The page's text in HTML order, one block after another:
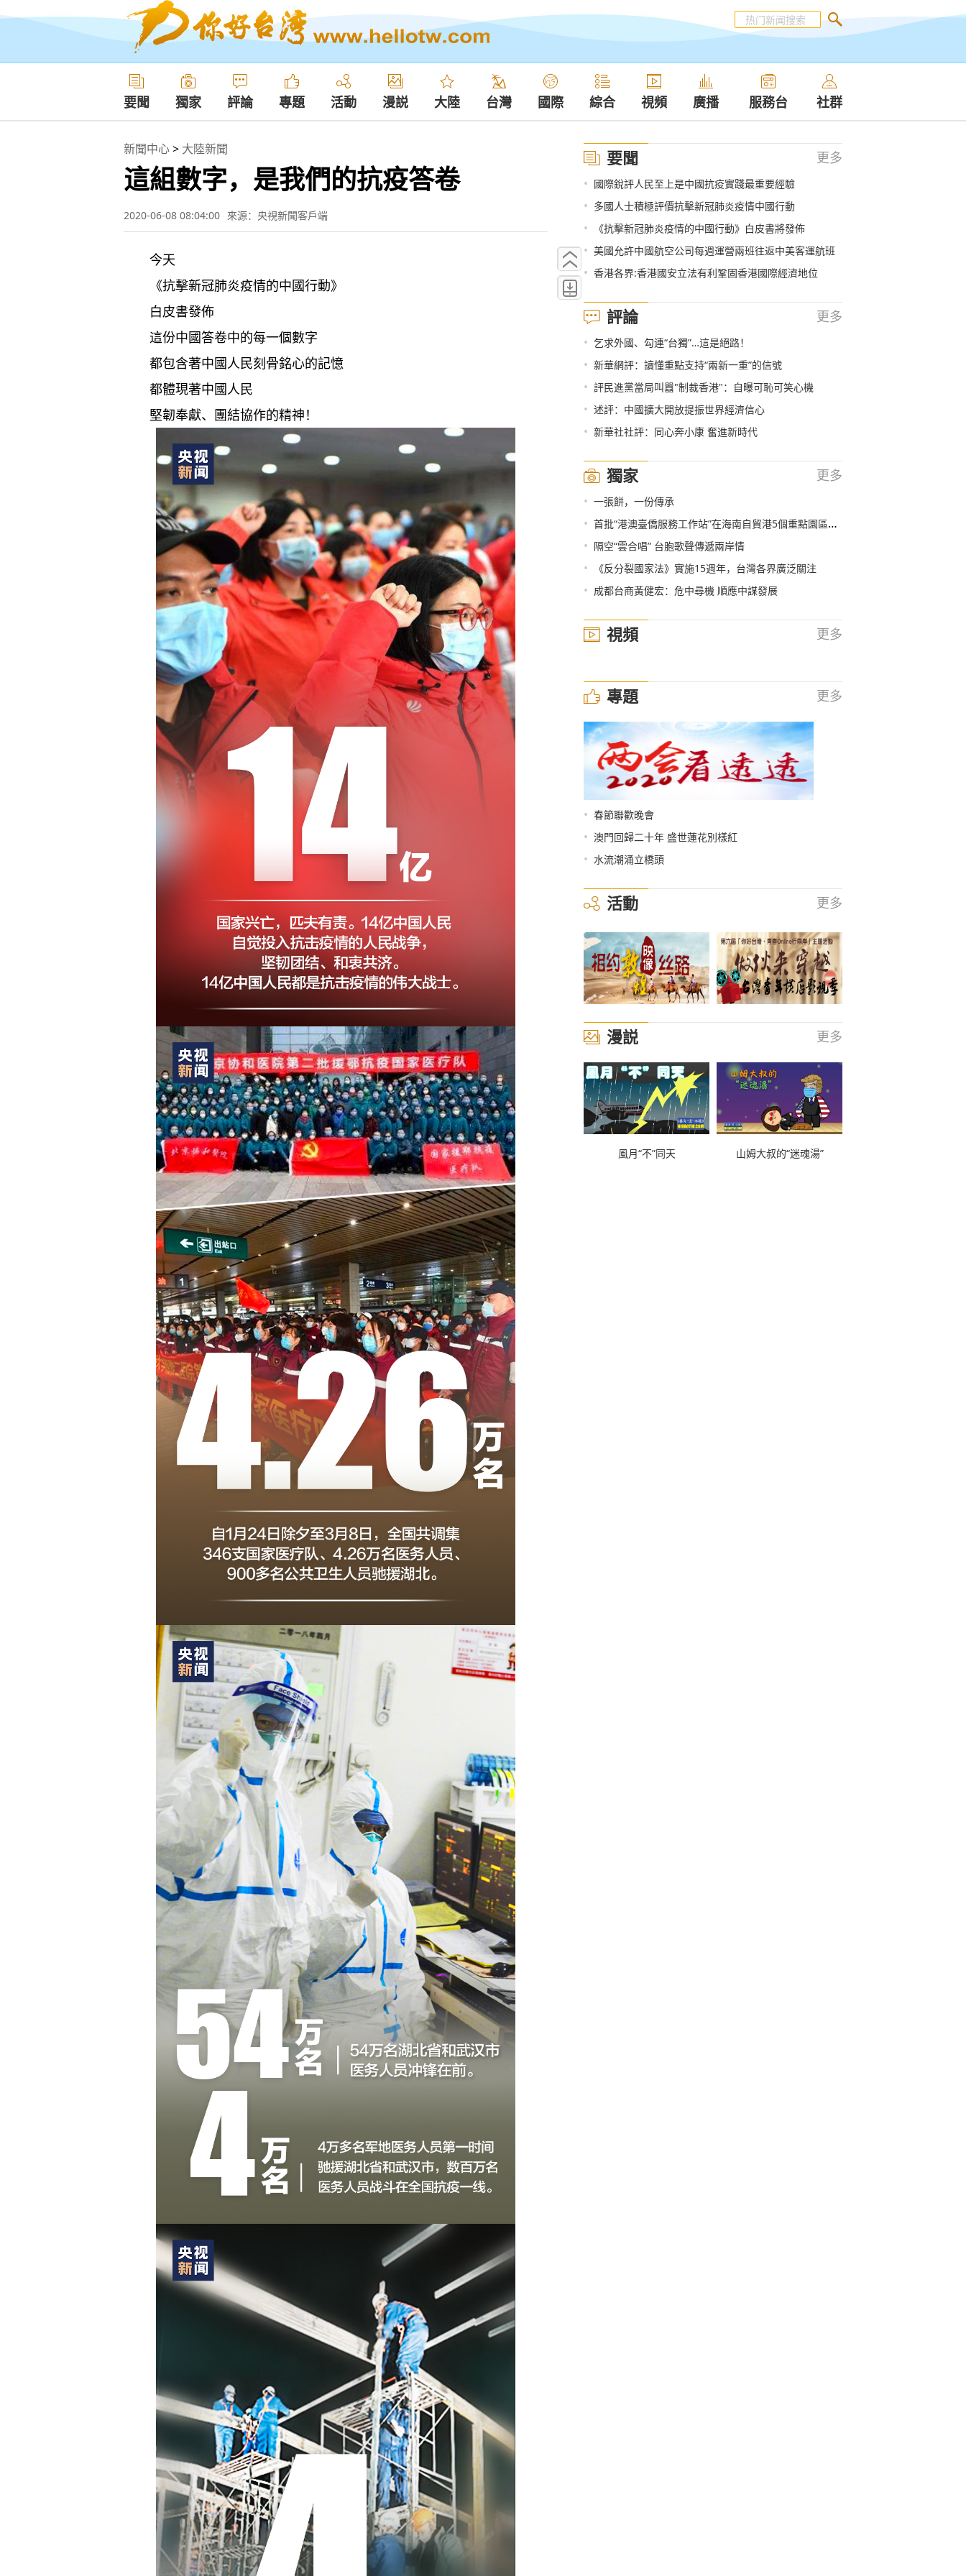
要聞 獨家 評論 專題 活動 漫説 大陸 台灣 國際 綜合 視頻 廣播 服務台 社群
新聞中心> 大陸新聞
這組數字，是我們的抗疫答卷
2020-06-08 08:04:00 來源：央視新聞客戶端
今天
《抗擊新冠肺炎疫情的中國行動》
白皮書發佈
這份中國答卷中的每一個數字
都包含著中國人民刻骨銘心的記憶
都體現著中國人民
堅韌奉獻、團結協作的精神！
要聞 更多
• 國際銳評人民至上是中國抗疫實踐最重要經驗
• 多國人士積極評價抗擊新冠肺炎疫情中國行動
• 《抗擊新冠肺炎疫情的中國行動》白皮書將發佈
• 美國允許中國航空公司每週運營兩班往返中美客運航班
• 香港各界:香港國安立法有利鞏固香港國際經濟地位
評論 更多
• 乞求外國、勾連“台獨”…這是絕路！
• 新華網評：讀懂重點支持“兩新一重”的信號
• 評民進黨當局叫囂"制裁香港"：自曝可恥可笑心機
• 述評：中國擴大開放提振世界經濟信心
• 新華社社評：同心奔小康 奮進新時代
獨家 更多
• 一張餅，一份傳承
• 首批“港澳臺僑服務工作站”在海南自貿港5個重點園區掛牌設立
• 隔空“雲合唱” 台胞歌聲傳遞兩岸情
• 《反分裂國家法》實施15週年，台灣各界廣泛關注
• 成都台商黃健宏：危中尋機 順應中謀發展
視頻 更多
專題 更多
• 春節聯歡晚會
• 澳門回歸二十年 盛世蓮花別樣紅
• 水流潮涌立橋頭
活動 更多
漫説 更多
風月“不”同天 山姆大叔的“迷魂湯”